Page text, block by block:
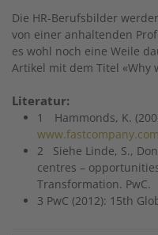
Die HR-Berufsbilder
von einer anhaltenden
es wohl noch eine Weile
Artikel mit dem Titel «Why
Literatur:
1 Hammonds, K.
www.fastcompany.com
2 Siehe Linde, S.,
centres –
Transformation. PwC.
3 PwC (2012): 15th